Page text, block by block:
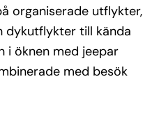
organiserade utflykter,
dykutflykter till kända
i öknen med jeepar
med besök